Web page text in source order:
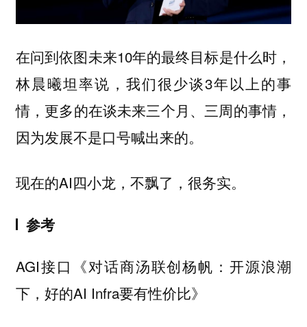
在问到依图未来10年的最终目标是什么时，
林晨曦坦率说，我们很少谈3年以上的事
情，更多的在谈未来三个月、三周的事情，
因为发展不是口号喊出来的。
现在的AI四小龙，不飘了，很务实。
参考
AGI接口《对话商汤联创杨帆：开源浪潮
下，好的AI Infra要有性价比》